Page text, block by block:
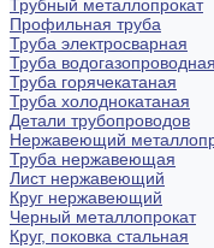
Трубный металлопрокат
Профильная труба
Труба электросварная
Труба
Труба горячекатаная
Труба холоднокатаная
Детали трубопроводов
Нержавеющий
Труба нержавеющая
Лист нержавеющий
Круг нержавеющий
Черный металлопрокат
Круг, поковка стальная